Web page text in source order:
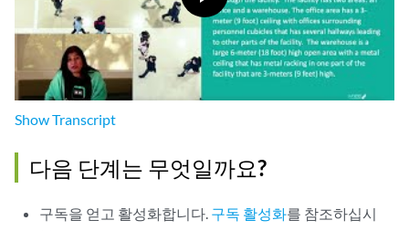
ShowTranscript
다음 단계는 무엇일까요?
구독을 얻고 활성화합니다. 구독 활성화를 참조하십시